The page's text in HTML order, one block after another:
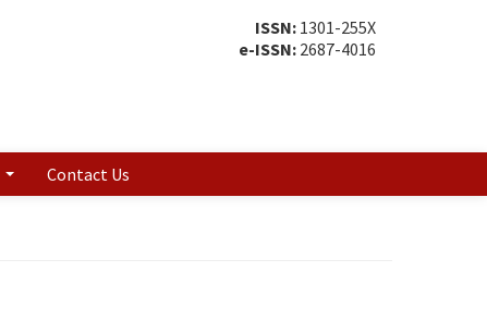
ISSN:1301-255X
e-ISSN:2687-4016
Contact Us